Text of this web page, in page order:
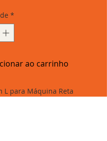
*
ao carrinho
L para Máquina Reta